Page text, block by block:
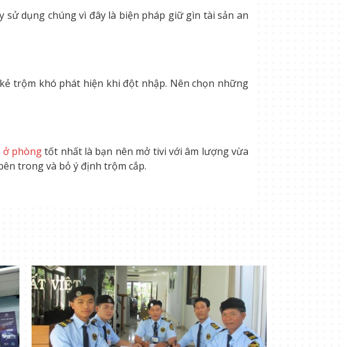
dụng chúng vì đây là biện pháp giữ gìn tài sản an
trộm khó phát hiện khi đột nhập. Nên chọn những
phòngtốt nhất là bạn nên mở tivi với âm lượng vừa
trong và bỏ ý định trộm cắp.